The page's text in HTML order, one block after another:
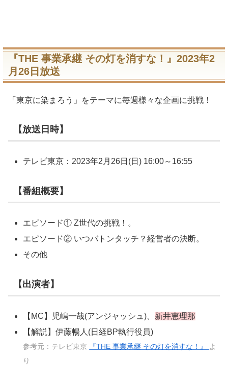
『THE 事業承継 その灯を消すな！』2023年2
月26日放送
「東京に染まろう」をテーマに毎週様々な企画に挑戦！
【放送日時】
テレビ東京：2023年2月26日(日) 16:00～16:55
【番組概要】
エピソード① Z世代の挑戦！。
エピソード② いつバトンタッチ？経営者の決断。
その他
【出演者】
【MC】児嶋一哉(アンジャッシュ)、 新井恵理那
【解説】伊藤暢人(日経BP執行役員)
参考元：テレビ東京 『THE 事業承継 その灯を消すな！』
よ
り